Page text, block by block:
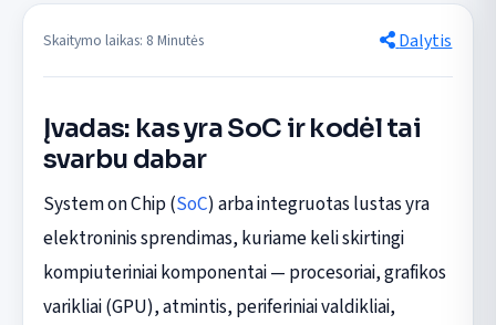
Skaitymo laikas: 8 Minutės Dalytis
Įvadas: kas yra SoC ir kodėl tai
svarbu dabar
System on Chip (SoC) arba integruotas lustas yra
elektroninis sprendimas, kuriame keli skirtingi
kompiuteriniai komponentai — procesoriai, grafikos
varikliai (GPU), atmintis, periferiniai valdikliai,